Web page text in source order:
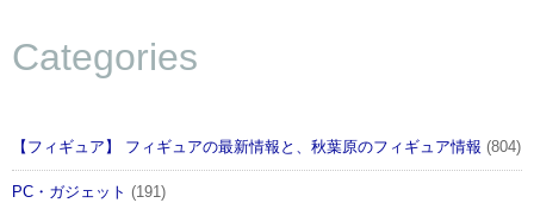
Categories
【フィギュア】 フィギュアの最新情報と、秋葉原のフィギュア情報 (804)
PC・ガジェット (191)